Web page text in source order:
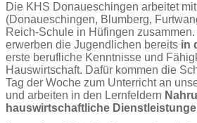
Die KHS Donaueschingen arbeitet
(Donaueschingen, Blumberg,
Reich-Schule in Hüfingen
erwerben die Jugendlichen bereits in
erste berufliche Kenntnisse und
Hauswirtschaft. Dafür kommen die
Tag der Woche zum Unterricht an
und arbeiten in den Lernfeldern
hauswirtschaftliche